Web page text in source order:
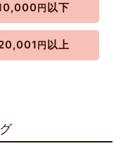
円 以下
円 以上